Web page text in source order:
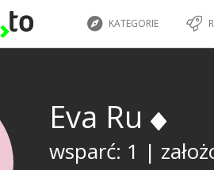
KATEGORIE
Eva Ru
wsparć: 1 |